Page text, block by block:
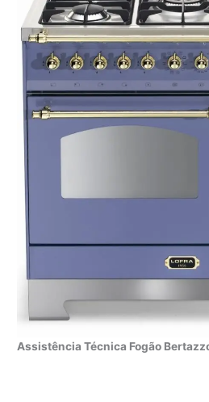
Assistência Técnica Fogão